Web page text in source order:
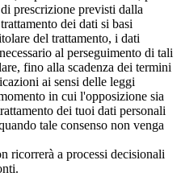
prescrizione previsti dalla
dei dati si basi
del trattamento, i dati
al perseguimento di tali
fino alla scadenza dei termini
ai sensi delle leggi
in cui l'opposizione sia
dei tuoi dati personali
tale consenso non venga
ricorrerà a processi decisionali